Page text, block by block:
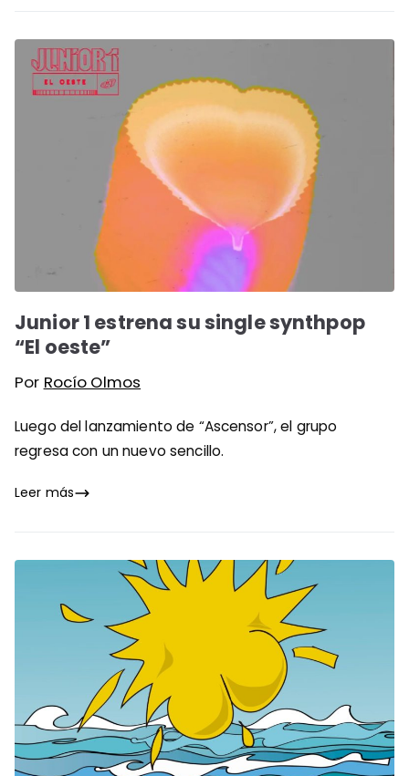
Junior 1 estrena su single synthpop
“El oeste”
Por Rocío Olmos
Luego del lanzamiento de “Ascensor”, el grupo
regresa con un nuevo sencillo.
Leer más